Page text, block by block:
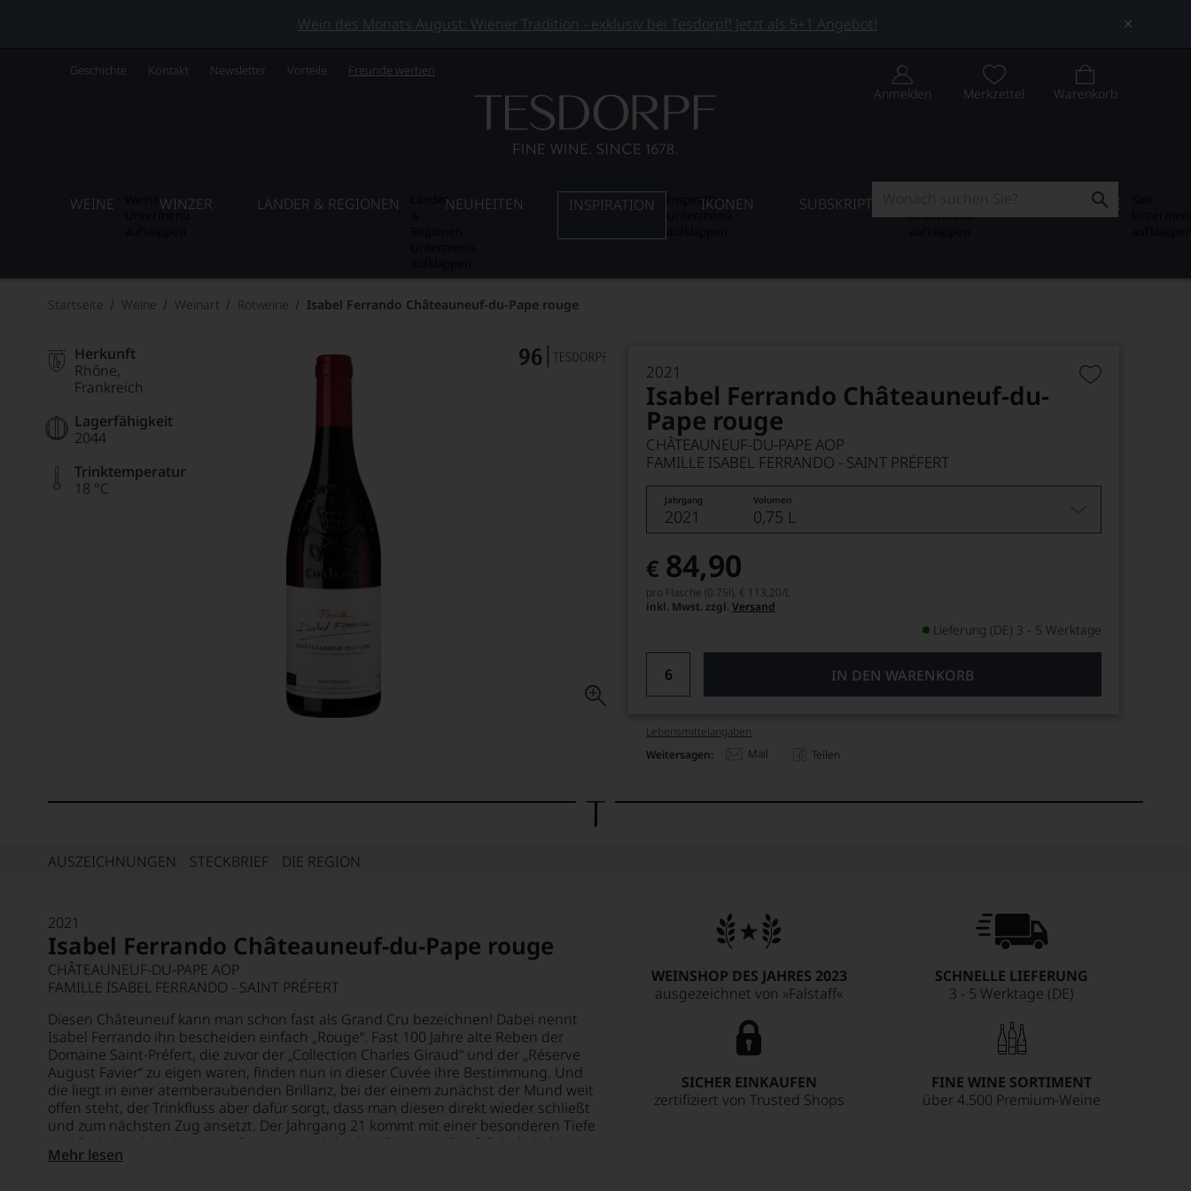
Wein des Monats August: Wiener Tradition - exklusiv bei Tesdorpf! Jetzt als 5+1 Angebot!
Geschichte Kontakt Newsletter Vorteile Freunde werben
Anmelden Merkzettel Warenkorb
WEINE WINZER LÄNDER & REGIONEN
LänderNEUHEITEN INSPIRATION
InspirationIKONEN SUBSKRIPTION
Untermenü
SALE
Startseite Weine Weinart Rotweine Isabel Ferrando Châteauneuf-du-Pape rouge
Herkunft
Rhône
Frankreich
Lagerfähigkeit
2044
Trinktemperatur
18 °C
2021
Isabel Ferrando Châteauneuf-du-
Pape rouge
CHÂTEAUNEUF-DU-PAPE AOP
FAMILLE ISABEL FERRANDO - SAINT PRÉFERT
Jahrgang Volumen
2021 0,75 L
€ 84,90
pro Flasche (0.75l), € 113,20/L
inkl. Mwst. zzgl.Versand
Lieferung (DE) 3 - 5 Werktage
IN DEN WARENKORB
Lebensmittel­angaben
Weitersagen:
Mail Teilen
AUSZEICHNUNGEN STECKBRIEF DIE REGION
2021
Isabel Ferrando Châteauneuf-du-Pape rouge
CHÂTEAUNEUF-DU-PAPE AOP
FAMILLE ISABEL FERRANDO - SAINT PRÉFERT
Diesen Châteuneuf kann man schon fast als Grand Cru bezeichnen! Dabei nennt
Isabel Ferrando ihn bescheiden einfach „Rouge“. Fast 100 Jahre alte Reben der
Domaine Saint-Préfert, die zuvor der „Collection Charles Giraud“ und der „Réserve
August Favier“ zu eigen waren, finden nun in dieser Cuvée ihre Bestimmung. Und
die liegt in einer atemberaubenden Brillanz, bei der einem zunächst der Mund weit
offen steht, der Trinkfluss aber dafür sorgt, dass man diesen direkt wieder schließt
und zum nächsten Zug ansetzt. Der Jahrgang 21 kommt mit einer besonderen Tiefe
und Dichte daher, die sich in Form von Waldboden, Dry-aged-Beef, Schokolade,
Brombeere, Pflaume und Cassis zeigt. Unbedingt karaffieren, um das volle
Mehr lesen
WEINSHOP DES JAHRES 2023
ausgezeichnet von »Falstaff«
SCHNELLE LIEFERUNG
3 - 5 Werktage (DE)
SICHER EINKAUFEN
zertifiziert von Trusted Shops
FINE WINE SORTIMENT
über 4.500 Premium-Weine